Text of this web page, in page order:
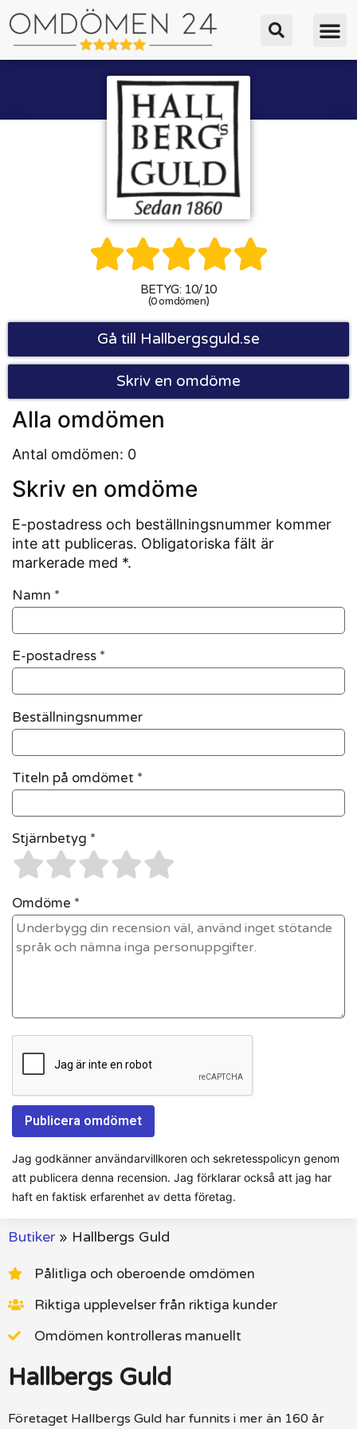

BETYG: 10/10
(0 omdömen)
Gå till Hallbergsguld.se
Skriv en omdöme
Alla omdömen
Antal omdömen: 0
Skriv en omdöme
E-postadress och beställningsnummer kommer
inte att publiceras. Obligatoriska fält är
markerade med *.
Namn *
E-postadress *
Beställningsnummer
Titeln på omdömet *
Stjärnbetyg *
Omdöme *
Jag godkänner användarvillkoren och sekretesspolicyn genom
att publicera denna recension. Jag förklarar också att jag har
haft en faktisk erfarenhet av detta företag.
Butiker» Hallbergs Guld
Pålitliga och oberoende omdömen
Riktiga upplevelser från riktiga kunder
Omdömen kontrolleras manuellt
Hallbergs Guld
Företaget Hallbergs Guld har funnits i mer än 160 år